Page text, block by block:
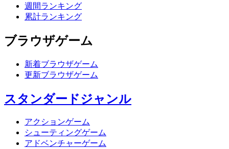
週間ランキング
累計ランキング
ブラウザゲーム
新着ブラウザゲーム
更新ブラウザゲーム
スタンダードジャンル
アクションゲーム
シューティングゲーム
アドベンチャーゲーム